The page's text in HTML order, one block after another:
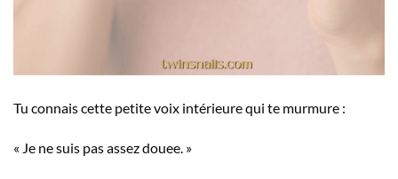
Tu connais cette petite voix intérieure qui te murmure :
« Je ne suis pas assez douee. »